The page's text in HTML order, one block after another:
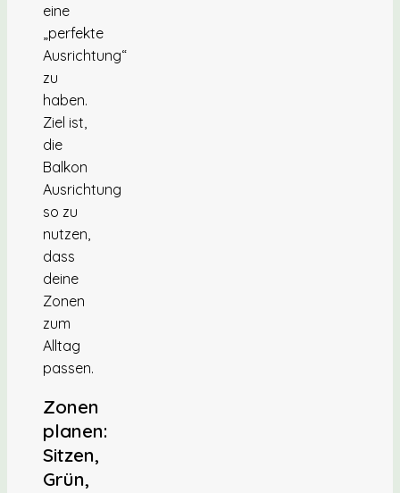
eine
„perfekte
Ausrichtung“
zu
haben.
Ziel ist,
die
Balkon
Ausrichtung
so zu
nutzen,
dass
deine
Zonen
zum
Alltag
passen.
Zonen
planen:
Sitzen,
Grün,